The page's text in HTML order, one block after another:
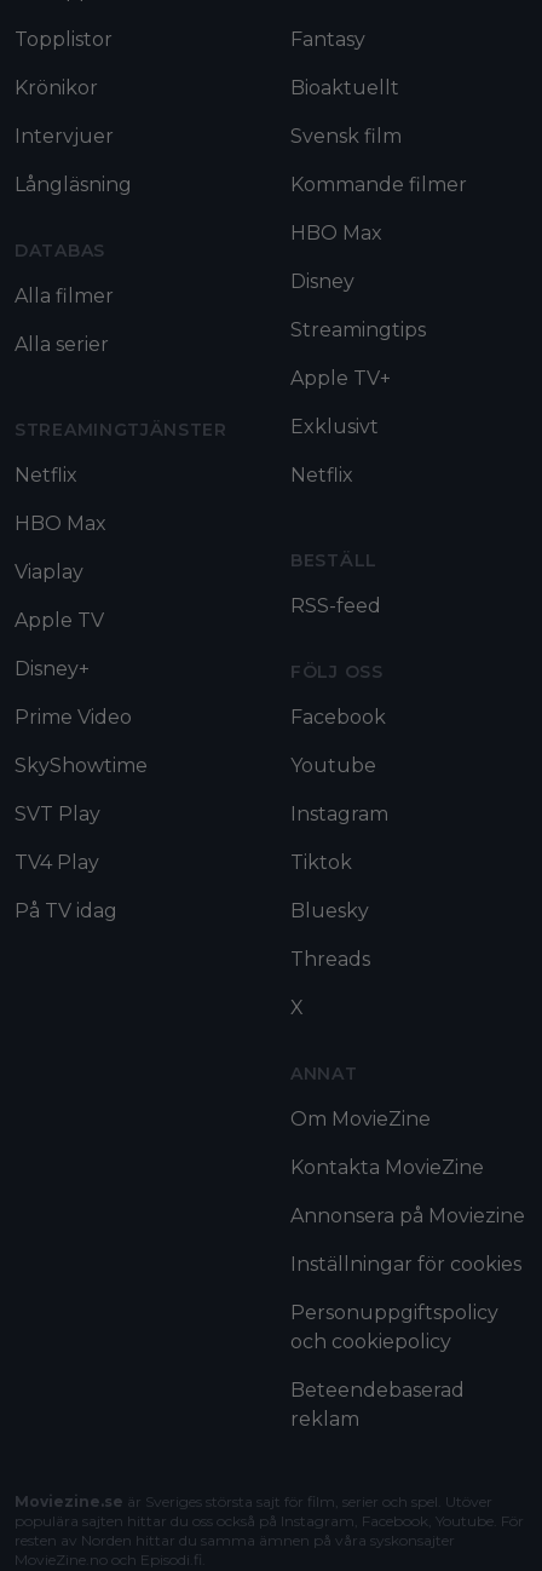
Topplistor
Krönikor
Intervjuer
Långläsning
DATABAS
Alla filmer
Alla serier
STREAMINGTJÄNSTER
Netflix
HBO Max
Viaplay
Apple TV
Disney+
Prime Video
SkyShowtime
SVT Play
TV4 Play
På TV idag
Fantasy
Bioaktuellt
Svensk film
Kommande filmer
HBO Max
Disney
Streamingtips
Apple TV+
Exklusivt
Netflix
BESTÄLL
RSS-feed
FÖLJ OSS
Facebook
Youtube
Instagram
Tiktok
Bluesky
Threads
X
ANNAT
Om MovieZine
Kontakta MovieZine
Annonsera på Moviezine
Inställningar för cookies
Personuppgiftspolicy
och cookiepolicy
Beteendebaserad
reklam
Moviezine.se är Sveriges största sajt för film, serier och spel. Utöver
populära sajten hittar du oss också på Instagram, Facebook, Youtube. För
resten av Norden hittar du samma ämnen på våra syskonsajter
MovieZine.no och Episodi.fi